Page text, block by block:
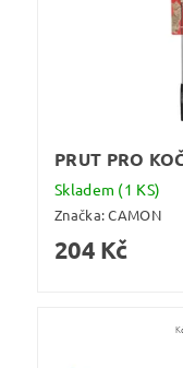
PRUT PRO
Skladem (1 KS)
Značka:CAMON
204 Kč